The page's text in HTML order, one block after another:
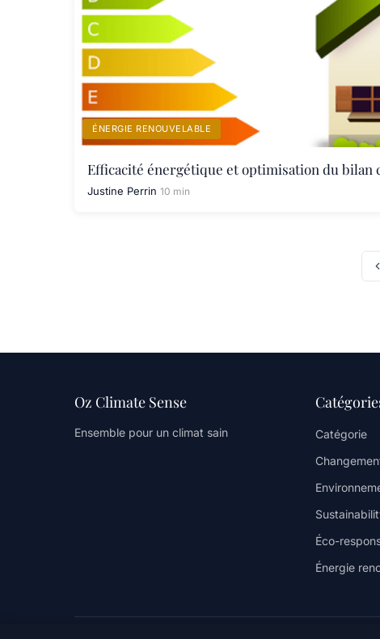
ÉNERGIE RENOUVELABLE
Efficacité énergétique et optimisation du bilan
Justine Perrin 10 min
Oz Climate Sense
Ensemble pour un climat sain
Catégorie
Éco-
Énergie